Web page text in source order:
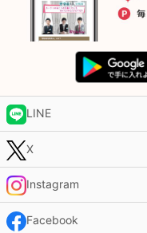
LINE
X
Instagram
Facebook